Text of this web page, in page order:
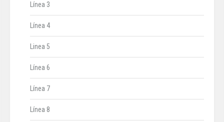
Línea 3
Línea 4
Linea 5
Línea 6
Línea 7
Línea 8